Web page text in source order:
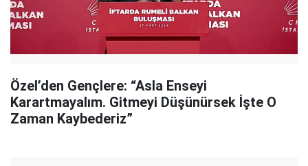
Özel’den Gençlere: “Asla Enseyi
Karartmayalım. Gitmeyi Düşünürsek İşte O
Zaman Kaybederiz”